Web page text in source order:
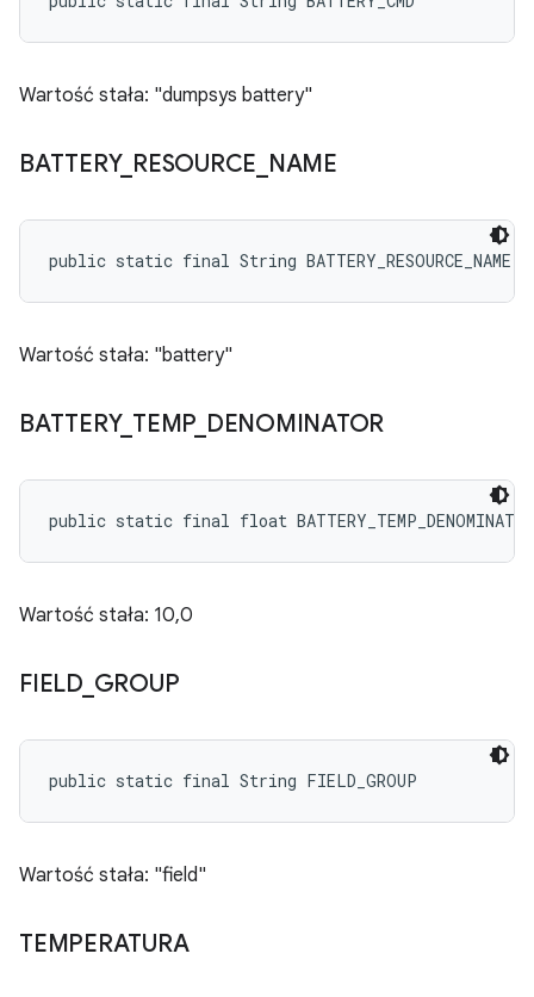
Wartość stała: "dumpsys battery"
BATTERY_ RESOURCE NAME
public static final String BATTERY_RESOURCE_NAME
Wartość stała: "battery"
BATTERY_ TEMP_ DENOMINATOR
public static final float BATTERY_TEMP_DENOMINATOR
Wartość stała: 10,0
FIELD_ GROUP
public static final String FIELD_GROUP
Wartość stała: "field"
TEMPERATURA